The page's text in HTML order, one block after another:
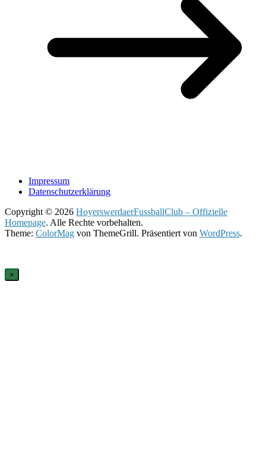
Impressum
Datenschutzerklärung
Copyright © 2026 HoyerswerdaerFussballClub – Offizielle
Homepage. Alle Rechte vorbehalten.
Theme: ColorMag von ThemeGrill. Präsentiert von WordPress.
×